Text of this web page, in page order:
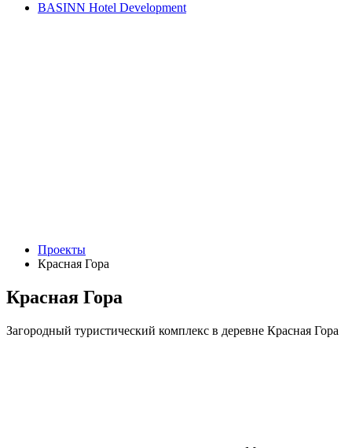
BASINN Hotel Development
Проекты
Красная Гора
Красная Гора
Загородный туристический комплекс в деревне Красная Гора